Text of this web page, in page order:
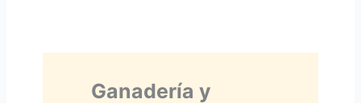
Ganadería y